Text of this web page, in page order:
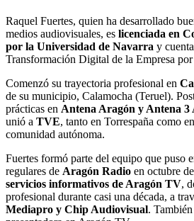
Raquel Fuertes, quien ha desarrollado
medios audiovisuales, es licenciada en
por la Universidad de Navarra y
Transformación Digital de la Empresa
Comenzó su trayectoria profesional en
de su municipio, Calamocha (Teruel).
prácticas en Antena Aragón y Antena 3
unió a TVE, tanto en Torrespaña como
comunidad autónoma.
Fuertes formó parte del equipo que puso
regulares de Aragón Radio en octubre
servicios informativos de Aragón TV,
profesional durante casi una década, a
Mediapro y Chip Audiovisual.